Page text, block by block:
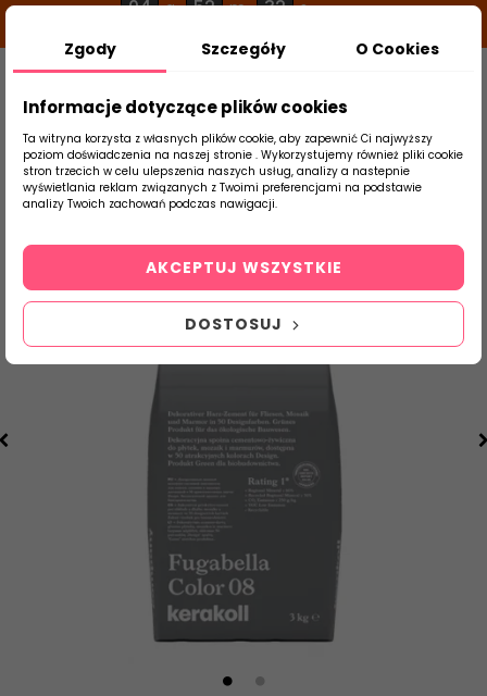
04 g 52 m 32 s
Szukaj
produktu
Strona Główna Chemia Budowlana
Zgody Szczegóły O Cookies
Informacje dotyczące plików cookies
Ta witryna korzysta z własnych plików cookie, aby zapewnić Ci najwyższy
poziom doświadczenia na naszej stronie . Wykorzystujemy również pliki cookie
stron trzecich w celu ulepszenia naszych usług, analizy a nastepnie
wyświetlania reklam związanych z Twoimi preferencjami na podstawie
analizy Twoich zachowań podczas nawigacji.
DOSTOSUJ
AKCEPTUJ WSZYSTKIE